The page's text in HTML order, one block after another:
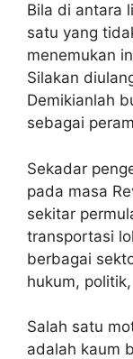
Bila di antara
satu yang
menemukan
Silakan
Demikianlah
sebagai
Sekadar
pada masa
sekitar
transportasi
berbagai
hukum,
Salah satu
adalah kaum